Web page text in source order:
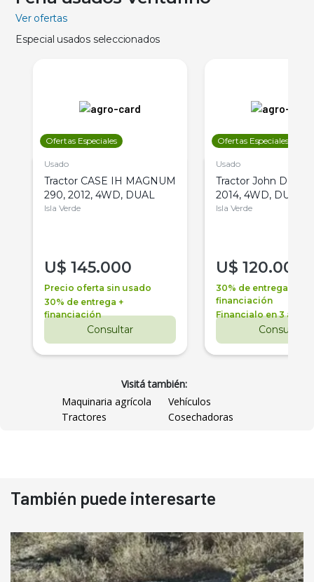
Ver ofertas
Especial usados seleccionados
Ofertas Especiales
Usado
Tractor CASE IH MAGNUM
290, 2012, 4WD, DUAL
Isla Verde
U$ 145.000
Precio oferta sin usado
30% de entrega +
financiación
Consultar
Ofertas Especiales
Usado
Tractor John Deere
2014, 4WD, DUAL
Isla Verde
U$ 120.000
30% de entrega +
financiación
Financialo en 3 años
Consultar
Visitá también:
Maquinaria agrícola
Vehículos
Tractores
Cosechadoras
También puede interesarte